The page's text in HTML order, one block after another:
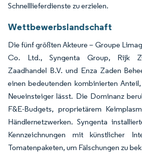
Schnelllieferdienste zu erzielen.
Wettbewerbslandschaft
Die fünf größten Akteure – Groupe
Co. Ltd., Syngenta Group, Rijk
Zaadhandel B.V. und Enza Zaden
einen bedeutenden kombinierten
Neueinsteiger lässt. Die Dominanz
F&E-Budgets, proprietärem
Händlernetzwerken. Syngenta
Kennzeichnungen mit künstlicher
Tomatenpaketen, um Fälschungen zu